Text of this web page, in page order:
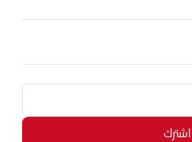
اشترك